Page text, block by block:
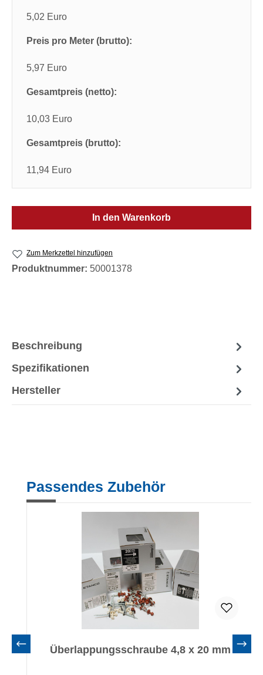
5,02 Euro
Preis pro Meter (brutto):
5,97 Euro
Gesamtpreis (netto):
10,03 Euro
Gesamtpreis (brutto):
11,94 Euro
In den Warenkorb
Zum Merkzettel hinzufügen
Produktnummer: 50001378
Beschreibung
Spezifikationen
Hersteller
Produktgalerie überspringen
Passendes Zubehör
Überlappungsschraube 4,8 x 20 mm